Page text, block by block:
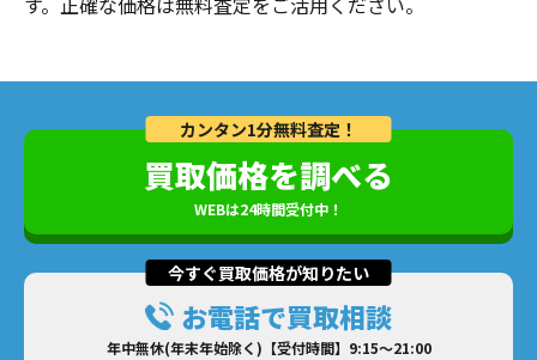
カンタン1分無料査定！
買取価格を調べる
WEBは24時間受付中！
今すぐ買取価格が知りたい
お電話で買取相談
年中無休(年末年始除く)【受付時間】9:15～21:00